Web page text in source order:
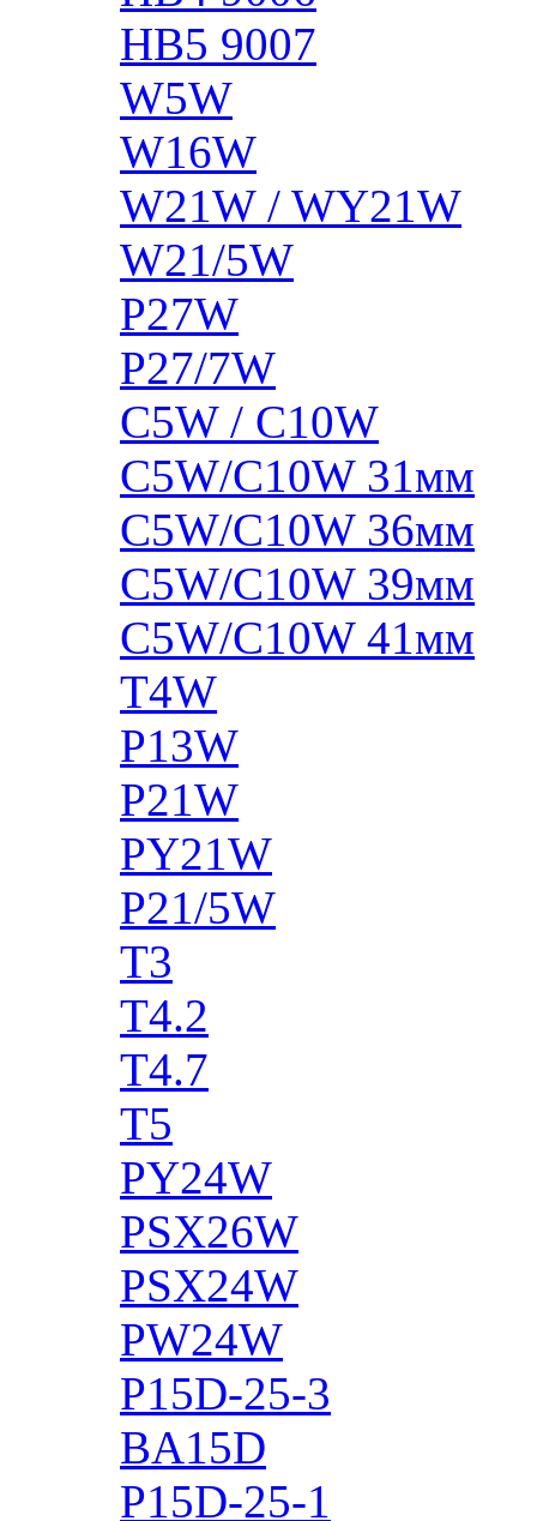
HB5 9007
W5W
W16W
W21W / WY21W
W21/5W
P27W
P27/7W
C5W / C10W
C5W/C10W 31мм
C5W/C10W 36мм
C5W/C10W 39мм
C5W/C10W 41мм
T4W
P13W
P21W
PY21W
P21/5W
T3
T4.2
T4.7
T5
PY24W
PSX26W
PSX24W
PW24W
P15D-25-3
BA15D
P15D-25-1